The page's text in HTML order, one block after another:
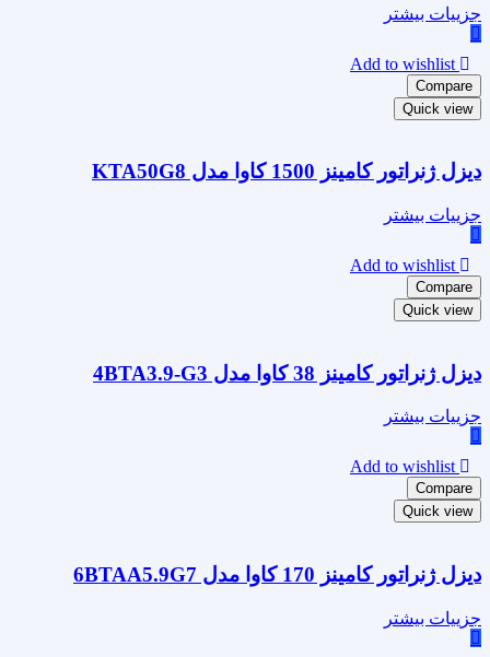
جزییات بیشتر
Add to wishlist
Compare
Quick view
دیزل ژنراتور کامینز 1500 کاوا مدل KTA50G8
جزییات بیشتر
Add to wishlist
Compare
Quick view
دیزل ژنراتور کامینز 38 کاوا مدل 4BTA3.9-G3
جزییات بیشتر
Add to wishlist
Compare
Quick view
دیزل ژنراتور کامینز 170 کاوا مدل 6BTAA5.9G7
جزییات بیشتر